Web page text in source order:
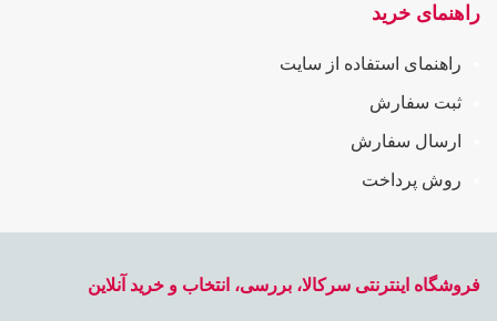
راهنمای خرید
راهنمای استفاده از سایت
ثبت سفارش
ارسال سفارش
روش پرداخت
فروشگاه اینترنتی سرکالا، بررسی، انتخاب و خرید آنلاین